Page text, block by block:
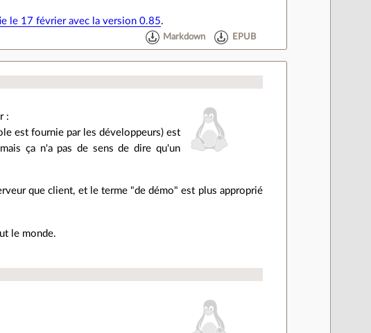
le 17 février avec la version 0.85.
Markdown EPUB
:
est fournie par les développeurs) est
ça n'a pas de sens de dire qu'un
que client, et le terme "de démo" est plus approprié
le monde.